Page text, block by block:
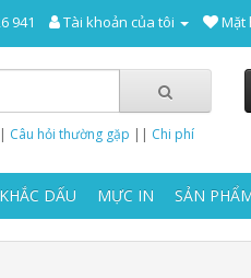
941 Tài khoản của tôi Mặt
Câu hỏi thường gặp || Chi phí
KHẮC DẤU MỰC IN SẢN